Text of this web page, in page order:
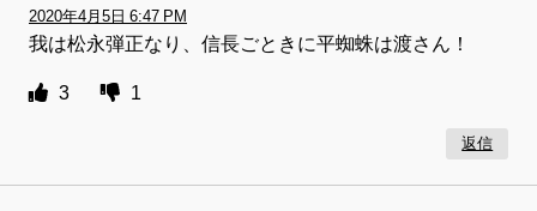
2020年4月5日 6:47 PM
我は松永弾正なり、信長ごときに平蜘蛛は渡さん！
3 1
返信